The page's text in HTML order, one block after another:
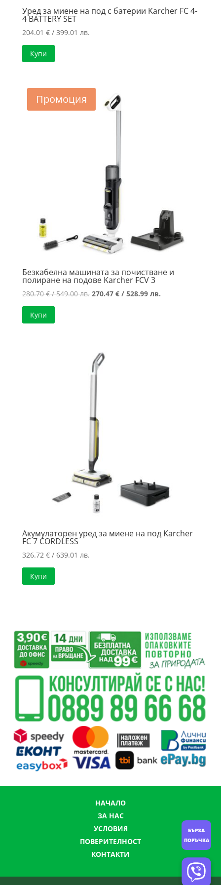
Уред за миене на под с батерии Karcher FC 4-
4 BATTERY SET
204.01 €/ 399.01 лв.
Купи
Промоция
Безкабелна машината за почистване и
полиране на подове Karcher FCV 3
280.70€/ 549.00 лв. Original
270.47 €/ 528.99 лв.Текущата
Купи
Акумулаторен уред за миене на под Karcher
FC 7 CORDLESS
326.72 €/ 639.01 лв.
Купи
НАЧАЛО
ЗА НАС
УСЛОВИЯ
ПОВЕРИТЕЛНОСТ
КОНТАКТИ
БЪРЗА
ПОРЪЧКА